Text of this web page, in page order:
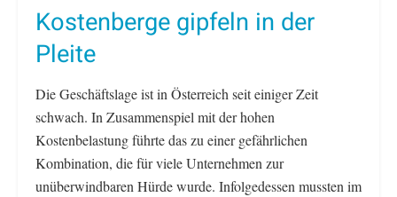
Kostenberge gipfeln in der
Pleite
Die Geschäftslage ist in Österreich seit einiger Zeit
schwach. In Zusammenspiel mit der hohen
Kostenbelastung führte das zu einer gefährlichen
Kombination, die für viele Unternehmen zur
unüberwindbaren Hürde wurde. Infolgedessen mussten im